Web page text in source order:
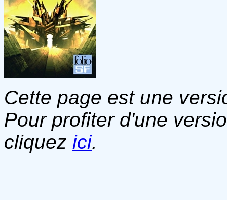
Cette page est une
Pour profiter d'une
cliquez ici.